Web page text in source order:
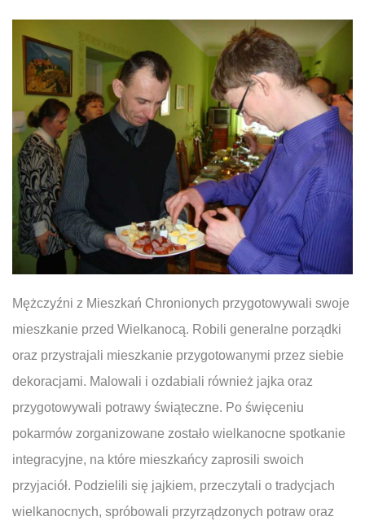
Mężczyźni z Mieszkań Chronionych przygotowywali swoje
mieszkanie przed Wielkanocą. Robili generalne porządki
oraz przystrajali mieszkanie przygotowanymi przez siebie
dekoracjami. Malowali i ozdabiali również jajka oraz
przygotowywali potrawy świąteczne. Po święceniu
pokarmów zorganizowane zostało wielkanocne spotkanie
integracyjne, na które mieszkańcy zaprosili swoich
przyjaciół. Podzielili się jajkiem, przeczytali o tradycjach
wielkanocnych, spróbowali przyrządzonych potraw oraz